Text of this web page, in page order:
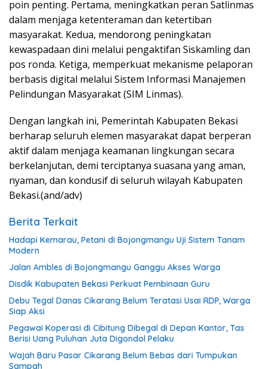
poin penting. Pertama, meningkatkan peran Satlinmas
dalam menjaga ketenteraman dan ketertiban
masyarakat. Kedua, mendorong peningkatan
kewaspadaan dini melalui pengaktifan Siskamling dan
pos ronda. Ketiga, memperkuat mekanisme pelaporan
berbasis digital melalui Sistem Informasi Manajemen
Pelindungan Masyarakat (SIM Linmas).
Dengan langkah ini, Pemerintah Kabupaten Bekasi
berharap seluruh elemen masyarakat dapat berperan
aktif dalam menjaga keamanan lingkungan secara
berkelanjutan, demi terciptanya suasana yang aman,
nyaman, dan kondusif di seluruh wilayah Kabupaten
Bekasi.(and/adv)
Berita Terkait
Hadapi Kemarau, Petani di Bojongmangu Uji Sistem Tanam
Modern
Jalan Ambles di Bojongmangu Ganggu Akses Warga
Disdik Kabupaten Bekasi Perkuat Pembinaan Guru
Debu Tegal Danas Cikarang Belum Teratasi Usai RDP, Warga
Siap Aksi
Pegawai Koperasi di Cibitung Dibegal di Depan Kantor, Tas
Berisi Uang Puluhan Juta Digondol Pelaku
Wajah Baru Pasar Cikarang Belum Bebas dari Tumpukan
Sampah